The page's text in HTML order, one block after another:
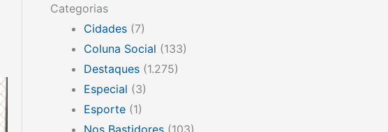
Categorias
Cidades (7)
Coluna Social (133)
Destaques (1.275)
Especial (3)
Esporte (1)
Nos Bastidores (103)